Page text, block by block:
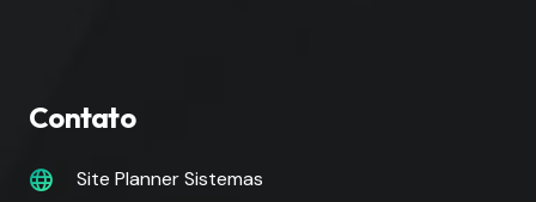
Contato
Site Planner Sistemas